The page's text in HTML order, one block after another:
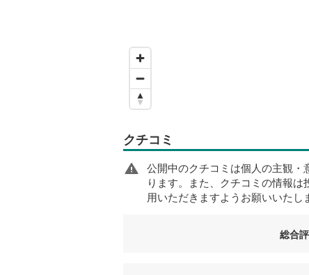
クチコミ
公開中のクチコミは個人の主観
ります。また、クチコミの情報
用いただきますようお願いいたし
総合